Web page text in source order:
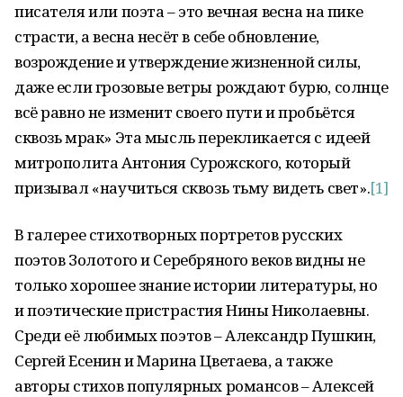
писателя или поэта – это вечная весна на пике
страсти, а весна несёт в себе обновление,
возрождение и утверждение жизненной силы,
даже если грозовые ветры рождают бурю, солнце
всё равно не изменит своего пути и пробьётся
сквозь мрак» Эта мысль перекликается с идеей
митрополита Антония Сурожского, который
призывал «научиться сквозь тьму видеть свет».[1]
В галерее стихотворных портретов русских
поэтов Золотого и Серебряного веков видны не
только хорошее знание истории литературы, но
и поэтические пристрастия Нины Николаевны.
Среди её любимых поэтов – Александр Пушкин,
Сергей Есенин и Марина Цветаева, а также
авторы стихов популярных романсов – Алексей